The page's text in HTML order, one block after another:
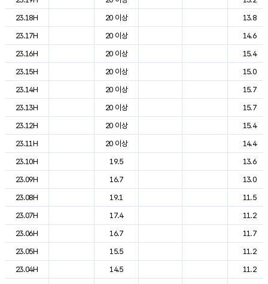
23.18H
20 이상
13.8
23.17H
20 이상
14.6
23.16H
20 이상
15.4
23.15H
20 이상
15.0
23.14H
20 이상
15.7
23.13H
20 이상
15.7
23.12H
20 이상
15.4
23.11H
20 이상
14.4
23.10H
19.5
13.6
23.09H
16.7
13.0
23.08H
19.1
11.5
23.07H
17.4
11.2
23.06H
16.7
11.7
23.05H
15.5
11.2
23.04H
14.5
11.2